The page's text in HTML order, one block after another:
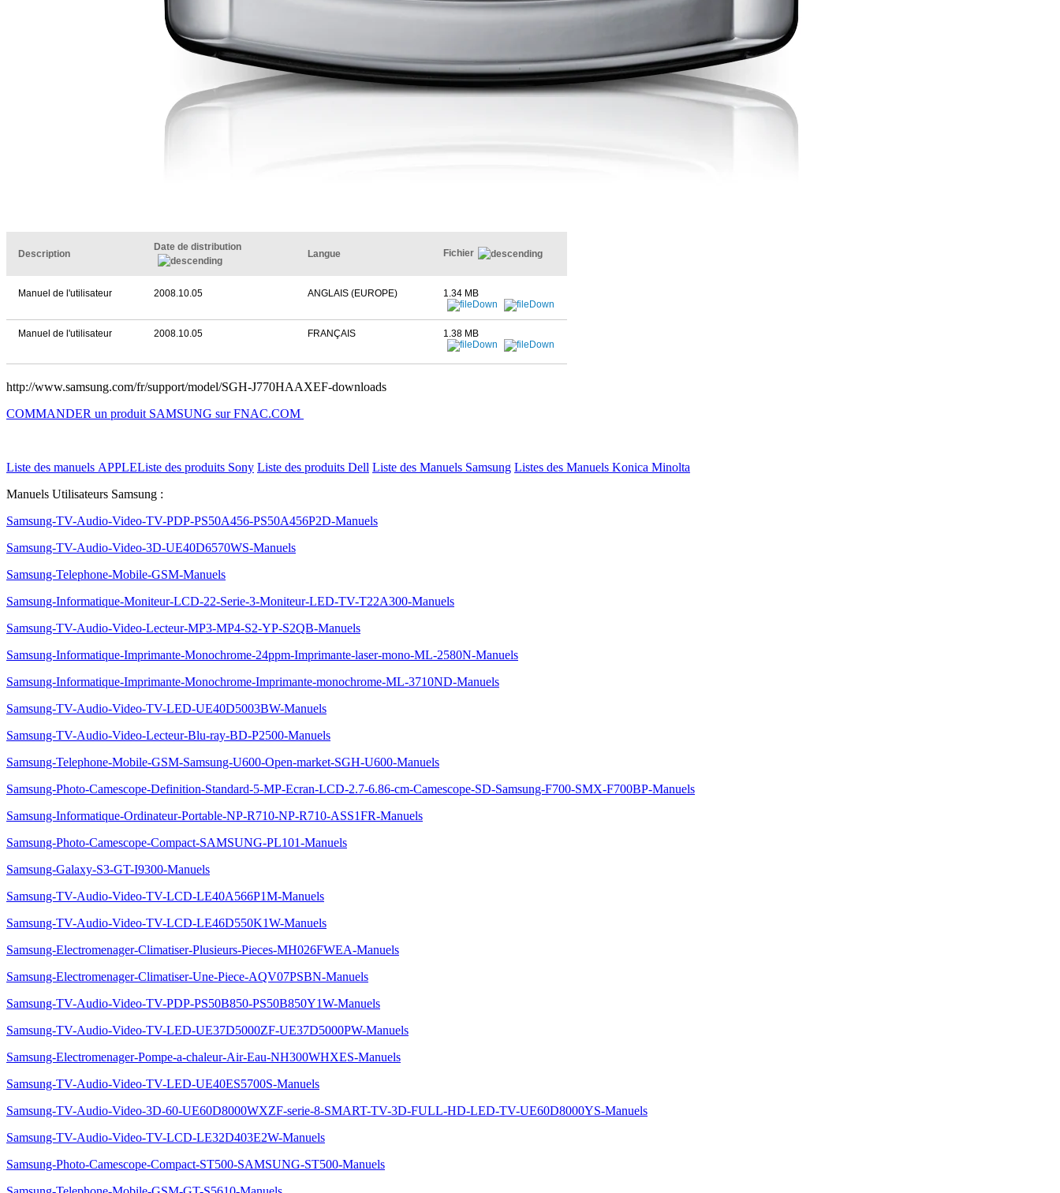
Description
Date de distribution
Langue Fichier
Manuel de l'utilisateur 2008.10.05 ANGLAIS (EUROPE) 1.34 MB
Manuel de l'utilisateur 2008.10.05 FRANÇAIS 1.38 MB
http://www.samsung.com/fr/support/model/SGH-J770HAAXEF-downloads
COMMANDER un produit SAMSUNG sur FNAC.COM
Liste des manuels APPLEListe des produits Sony Liste des produits Dell Liste des Manuels Samsung Listes des Manuels Konica Minolta
Manuels Utilisateurs Samsung :
Samsung-TV-Audio-Video-TV-PDP-PS50A456-PS50A456P2D-Manuels
Samsung-TV-Audio-Video-3D-UE40D6570WS-Manuels
Samsung-Telephone-Mobile-GSM-Manuels
Samsung-Informatique-Moniteur-LCD-22-Serie-3-Moniteur-LED-TV-T22A300-Manuels
Samsung-TV-Audio-Video-Lecteur-MP3-MP4-S2-YP-S2QB-Manuels
Samsung-Informatique-Imprimante-Monochrome-24ppm-Imprimante-laser-mono-ML-2580N-Manuels
Samsung-Informatique-Imprimante-Monochrome-Imprimante-monochrome-ML-3710ND-Manuels
Samsung-TV-Audio-Video-TV-LED-UE40D5003BW-Manuels
Samsung-TV-Audio-Video-Lecteur-Blu-ray-BD-P2500-Manuels
Samsung-Telephone-Mobile-GSM-Samsung-U600-Open-market-SGH-U600-Manuels
Samsung-Photo-Camescope-Definition-Standard-5-MP-Ecran-LCD-2.7-6.86-cm-Camescope-SD-Samsung-F700-SMX-F700BP-Manuels
Samsung-Informatique-Ordinateur-Portable-NP-R710-NP-R710-ASS1FR-Manuels
Samsung-Photo-Camescope-Compact-SAMSUNG-PL101-Manuels
Samsung-Galaxy-S3-GT-I9300-Manuels
Samsung-TV-Audio-Video-TV-LCD-LE40A566P1M-Manuels
Samsung-TV-Audio-Video-TV-LCD-LE46D550K1W-Manuels
Samsung-Electromenager-Climatiser-Plusieurs-Pieces-MH026FWEA-Manuels
Samsung-Electromenager-Climatiser-Une-Piece-AQV07PSBN-Manuels
Samsung-TV-Audio-Video-TV-PDP-PS50B850-PS50B850Y1W-Manuels
Samsung-TV-Audio-Video-TV-LED-UE37D5000ZF-UE37D5000PW-Manuels
Samsung-Electromenager-Pompe-a-chaleur-Air-Eau-NH300WHXES-Manuels
Samsung-TV-Audio-Video-TV-LED-UE40ES5700S-Manuels
Samsung-TV-Audio-Video-3D-60-UE60D8000WXZF-serie-8-SMART-TV-3D-FULL-HD-LED-TV-UE60D8000YS-Manuels
Samsung-TV-Audio-Video-TV-LCD-LE32D403E2W-Manuels
Samsung-Photo-Camescope-Compact-ST500-SAMSUNG-ST500-Manuels